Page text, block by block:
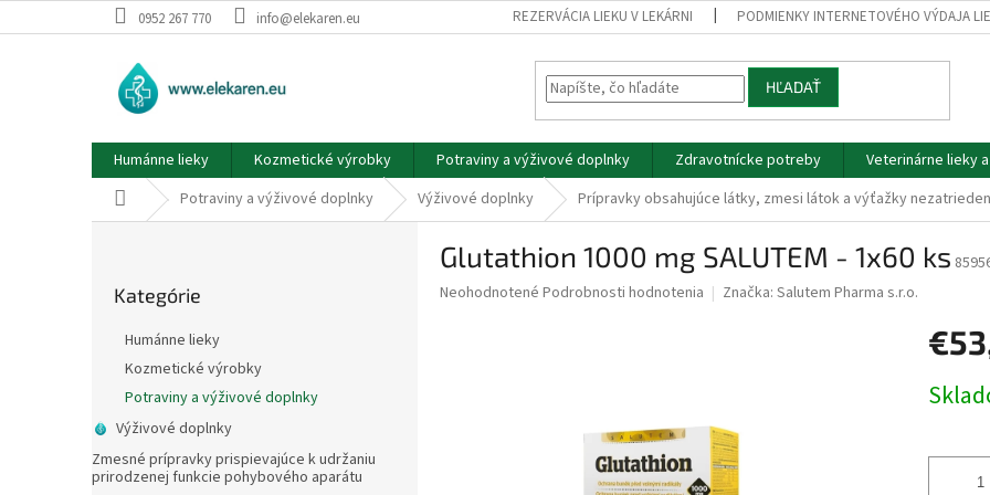
na
0952 267 770 info@elekaren.eu REZERVÁCIA LIEKU V LEKÁRNI PODMIENKY INTERNETOVÉHO VÝDAJA
HĽADAŤ
Humánne lieky Kozmetické výrobky Potraviny a výživové doplnky Zdravotnícke potreby Veterinárne lieky
DomovPotraviny a výživové doplnky Výživové doplnky Prípravky obsahujúce látky, zmesi látok a výťažky
e
l
kategórie
Kategórie
Humánne lieky
Kozmetické výrobky
Potraviny a výživové doplnky
Výživové doplnky
Zmesné prípravky prispievajúce k udržaniu
prirodzenej funkcie pohybového aparátu
Glutathion 1000 mg SALUTEM - 1x60 ks
Priemerné
Neohodnotené Podrobnosti hodnotenia Značka: Salutem Pharma s.r.o.
cena: